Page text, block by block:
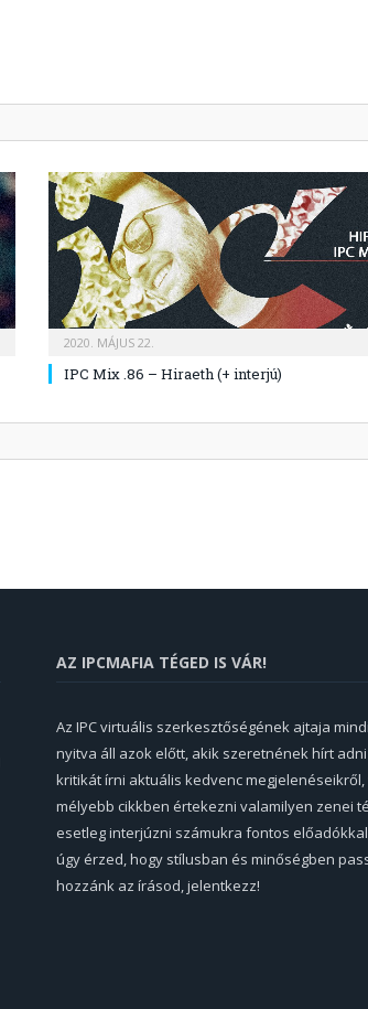
2020. MÁJUS 22.
IPC Mix .86 – Hiraeth (+ interjú)
AZ IPCMAFIA TÉGED IS VÁR!
Az IPC virtuális szerkesztőségének ajtaja
nyitva áll azok előtt, akik szeretnének hírt
kritikát írni aktuális kedvenc megjelenéseikről,
mélyebb cikkben értekezni valamilyen zenei
esetleg interjúzni számukra fontos
úgy érzed, hogy stílusban és minőségben
hozzánk az írásod, jelentkezz!